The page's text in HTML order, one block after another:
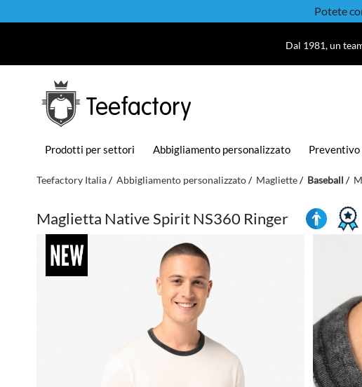
Potete
Dal 1981, un
Teefactory
Prodotti per settori Abbigliamento personalizzato Preventivo
Teefactory Italia Abbigliamento personalizzato Magliette Baseball
Maglietta Native Spirit NS360 Ringer